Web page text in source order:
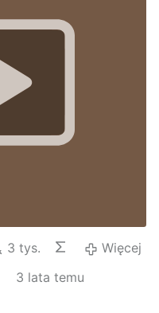
3 tys.
Więcej
3 lata temu